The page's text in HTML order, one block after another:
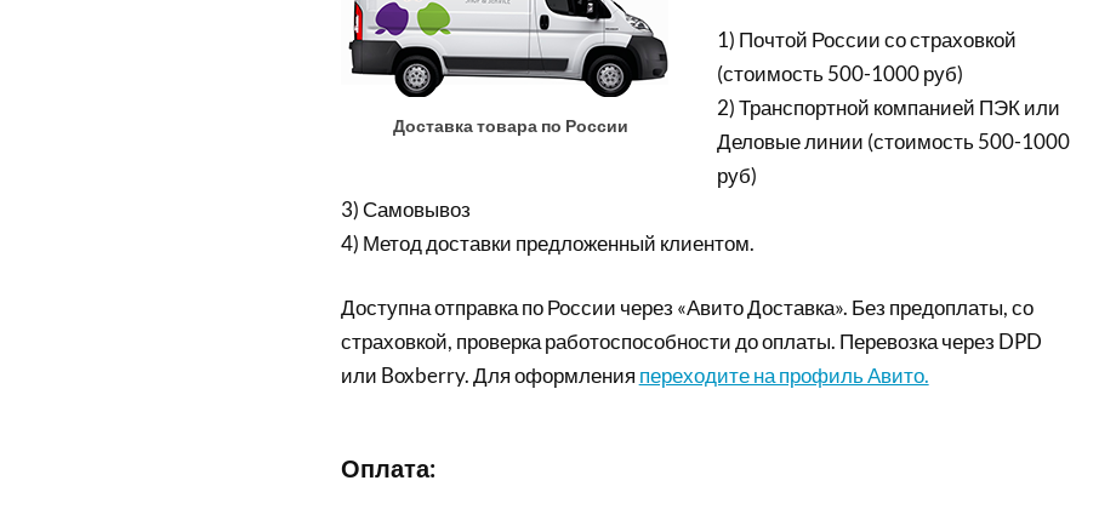
Доставка товара по России
1) Почтой России со страховкой
(стоимость 500-1000 руб)
2) Транспортной компанией ПЭК или
Деловые линии (стоимость 500-1000
руб)
3) Самовывоз
4) Метод доставки предложенный клиентом.
Доступна отправка по России через «Авито Доставка». Без предоплаты, со
страховкой, проверка работоспособности до оплаты. Перевозка через DPD
или Boxberry. Для оформления переходите на профиль Авито.
Оплата: